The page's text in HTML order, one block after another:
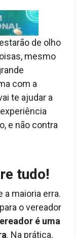
de olho
mesmo
com a
te ajudar a
e não contra
tudo!
a maioria erra.
o vereador
é uma
. Na prática,